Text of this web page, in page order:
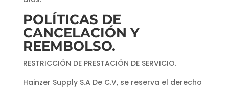
POLÍTICAS DE
CANCELACIÓN Y
REEMBOLSO.
RESTRICCIÓN DE PRESTACIÓN DE SERVICIO.
Hainzer Supply S.A De C.V, se reserva el derecho